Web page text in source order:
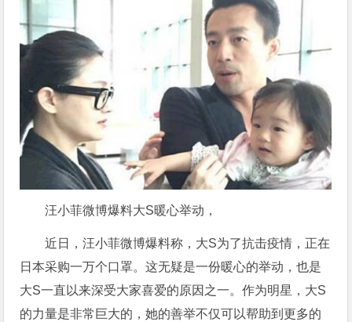
汪小菲微博爆料大S暖心举动，
近日，汪小菲微博爆料称，大S为了抗击疫情，正在
日本采购一万个口罩。这无疑是一份暖心的举动，也是
大S一直以来深受大家喜爱的原因之一。作为明星，大S
的力量是非常巨大的，她的善举不仅可以帮助到更多的